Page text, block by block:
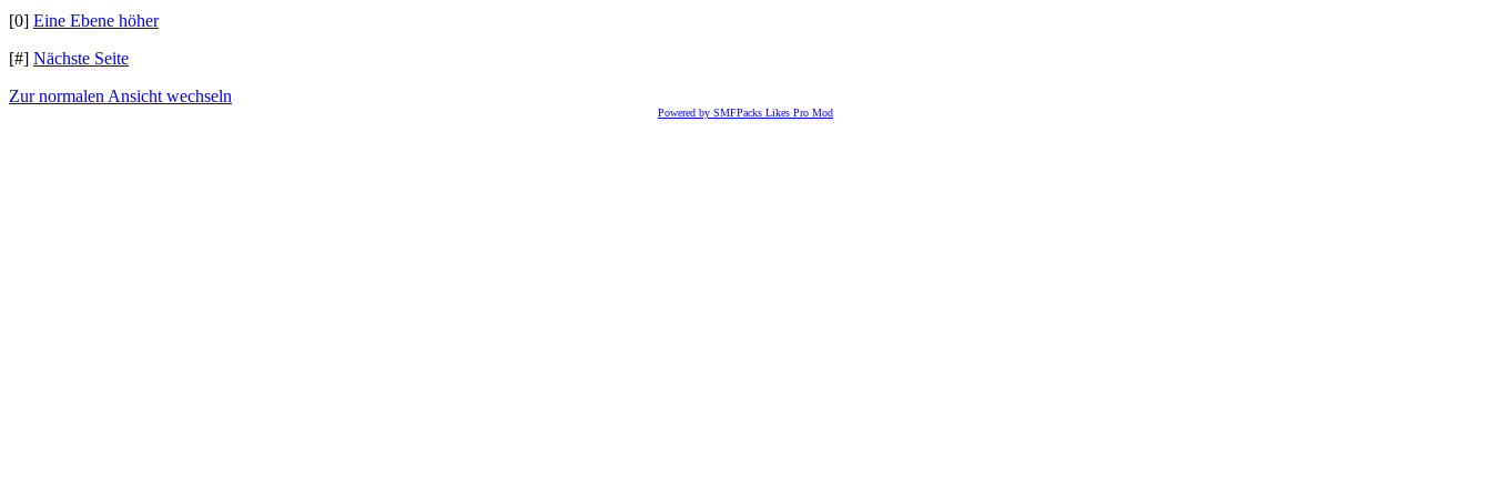
[0] Eine Ebene höher
[#] Nächste Seite
Zur normalen Ansicht wechseln
Powered by SMFPacks Likes Pro Mod